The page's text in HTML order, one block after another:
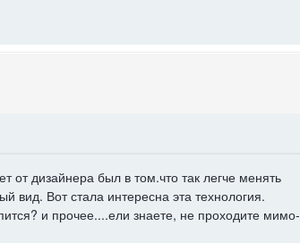
от дизайнера был в том.что так легче менять
вид. Вот стала интересна эта технология.
и прочее....ели знаете, не проходите мимо-